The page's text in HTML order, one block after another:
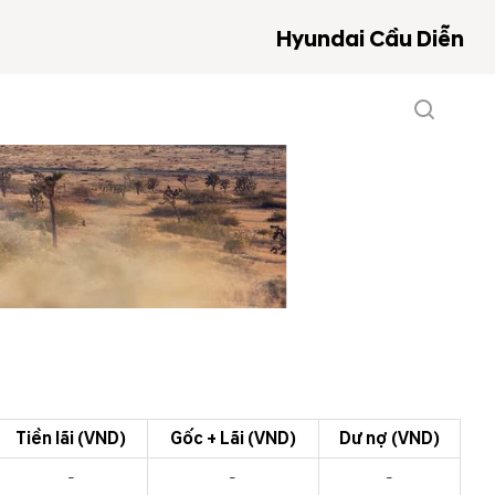
Hyundai Cầu Diễn
Tiền lãi (VND) Gốc + Lãi (VND)
Dư nợ (VND)
-
- -